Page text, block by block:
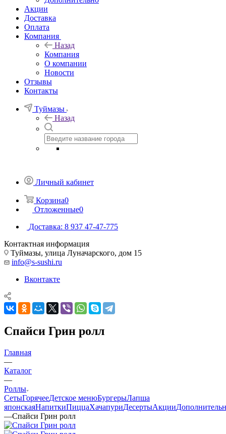
Акции
Доставка
Оплата
Компания
Назад
Компания
О компании
Новости
Отзывы
Контакты
Туймазы
Назад
Личный кабинет
Корзина0
Отложенные0
Доставка: 8 937 47-47-775
Контактная информация
Туймазы, улица Луначарского, дом 15
info@s-sushi.ru
Вконтакте
Спайси Грин ролл
Главная
—
Каталог
—
Роллы
СетыГорячееДетское менюБургерыЛапша
японскаяНапиткиПиццаХачапуриДесертыАкции
—Спайси Грин ролл